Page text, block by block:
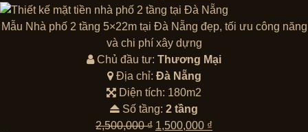
gốc
là:
2,500,000 ₫.
hiện
tại
1,500,000 ₫.
Mẫu Nhà phố 2 tầng 5×22m tại Đà Nẵng đẹp, tối ưu công năng
và chi phí xây dựng
Chủ đầu tư: Thương Mại
Địa chỉ: Đà Nẵng
Diện tích: 180m2
Số tầng: 2 tầng
2,500,000₫ Giá
1,500,000 ₫